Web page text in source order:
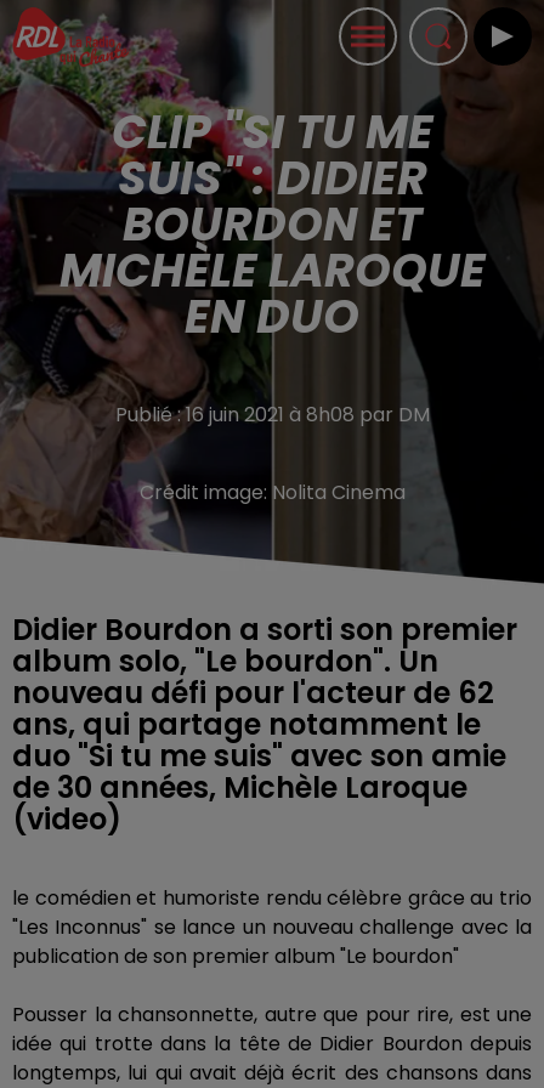
CLIP "SI TU ME
SUIS" : DIDIER
BOURDON ET
MICHÈLE LAROQUE
EN DUO
Publié : 16 juin 2021 à 8h08 par DM
Crédit image: Nolita Cinema
Didier Bourdon a sorti son premier
album solo, "Le bourdon". Un
nouveau défi pour l'acteur de 62
ans, qui partage notamment le
duo "Si tu me suis" avec son amie
de 30 années, Michèle Laroque
(video)
le comédien et humoriste rendu célèbre grâce au trio
"Les Inconnus" se lance un nouveau challenge avec la
publication de son premier album "Le bourdon"
Pousser la chansonnette, autre que pour rire, est une
idée qui trotte dans la tête de Didier Bourdon depuis
longtemps, lui qui avait déjà écrit des chansons dans